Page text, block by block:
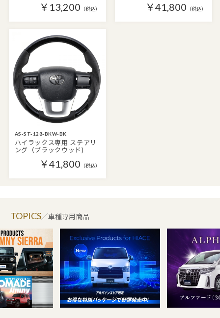
￥13,200 （税込） ￥41,800 （税込）
AS-ST-128-BKW-BK
ハイラックス専用 ステアリ
ング（ブラックウッド)
￥41,800 （税込）
／車種専用商品